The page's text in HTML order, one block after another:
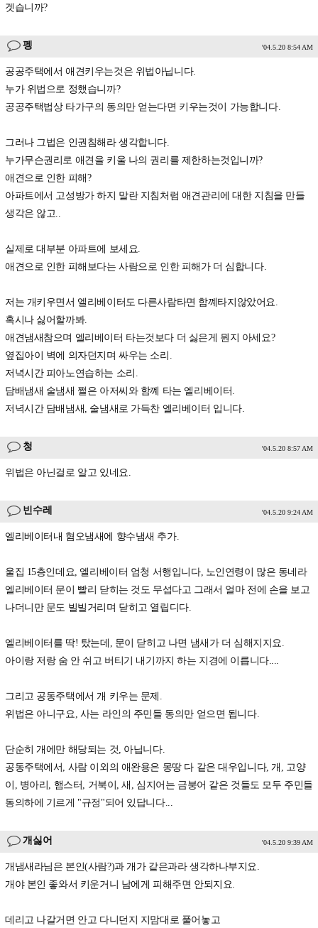
겟습니까?
펭 '04.5.20 8:54 AM
공공주택에서 애견키우는것은 위법아닙니다.
누가 위법으로 정했습니까?
공공주택법상 타가구의 동의만 얻는다면 키우는것이 가능합니다.
그러나 그법은 인권침해라 생각합니다.
누가무슨권리로 애견을 키울 나의 권리를 제한하는것입니까?
애견으로 인한 피해?
아파트에서 고성방가 하지 말란 지침처럼 애견관리에 대한 지침을 만들
생각은 않고..
실제로 대부분 아파트에 보세요.
애견으로 인한 피해보다는 사람으로 인한 피해가 더 심합니다.
저는 개키우면서 엘리베이터도 다른사람타면 함꼐타지않았어요.
혹시나 싫어할까봐.
애견냄새참으며 엘리베이터 타는것보다 더 싫은게 뭔지 아세요?
옆집아이 벽에 의자던지며 싸우는 소리.
저녁시간 피아노연습하는 소리.
담배냄새 술냄새 쩔은 아저씨와 함꼐 타는 엘리베이터.
저녁시간 담배냄새, 술냄새로 가득찬 엘리베이터 입니다.
청 '04.5.20 8:57 AM
위법은 아닌걸로 알고 있네요.
빈수레 '04.5.20 9:24 AM
엘리베이터내 혐오냄새에 향수냄새 추가.
울집 15층인데요, 엘리베이터 엄청 서행입니다, 노인연령이 많은 동네라
엘리베이터 문이 빨리 닫히는 것도 무섭다고 그래서 얼마 전에 손을 보고
나더니만 문도 빌빌거리며 닫히고 열립디다.
엘리베이터를 딱! 탔는데, 문이 닫히고 나면 냄새가 더 심해지지요.
아이랑 저랑 숨 안 쉬고 버티기 내기까지 하는 지경에 이릅니다....
그리고 공동주택에서 개 키우는 문제.
위법은 아니구요, 사는 라인의 주민들 동의만 얻으면 됩니다.
단순히 개에만 해당되는 것, 아닙니다.
공동주택에서, 사람 이외의 애완용은 몽땅 다 같은 대우입니다, 개, 고양
이, 병아리, 햄스터, 거북이, 새, 심지어는 금붕어 같은 것들도 모두 주민들
동의하에 기르게 "규정"되어 있답니다...
개싫어 '04.5.20 9:39 AM
개냄새라님은 본인(사람?)과 개가 같은과라 생각하나부지요.
개야 본인 좋와서 키운거니 남에게 피해주면 안되지요.
데리고 나갈거면 안고 다니던지 지맘대로 풀어놓고